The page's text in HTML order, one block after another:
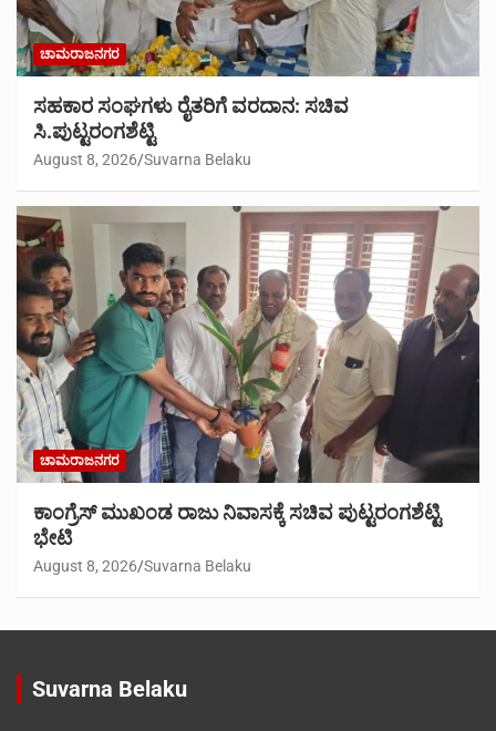
ಚಾಮರಾಜನಗರ
ಸಹಕಾರ ಸಂಘಗಳು ರೈತರಿಗೆ ವರದಾನ: ಸಚಿವ
ಸಿ.ಪುಟ್ಟರಂಗಶೆಟ್ಟಿ
August 8, 2026 Suvarna Belaku
ಚಾಮರಾಜನಗರ
ಕಾಂಗ್ರೆಸ್ ಮುಖಂಡ ರಾಜು ನಿವಾಸಕ್ಕೆ ಸಚಿವ ಪುಟ್ಟರಂಗಶೆಟ್ಟಿ
ಭೇಟಿ
August 8, 2026 Suvarna Belaku
Suvarna Belaku